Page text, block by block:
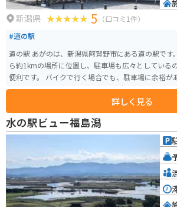
新潟県 5 （口コミ1件）
#道の駅
道の駅 あがのは、新潟県阿賀野市にある道の駅です。 磐越自動車道 安田ICか
ら約1kmの場所に位置し、駐車場も広々としている
便利です。 バイクで行く場合でも、駐車場に余裕が
れます。 地元の農産物が並ぶ直売所や、郷土料理を提供するレストラン、観
光案内所などを併設しており、ドライブ中の休憩ス
ます。 特産品としては、地元産コシヒカリや新鮮な
です。 周辺には、五頭温泉郷や安田瓦ロードなど、観光スポットも点在して
いるので、観光拠点としても利用できます。 特に五
の歴史を持つ温泉地として知られており、日帰り入浴も可
がの 住所：〒959-1923 新潟県阿賀野市安田字飯田
8-7736
詳しく見る
水の駅ビュー福島潟